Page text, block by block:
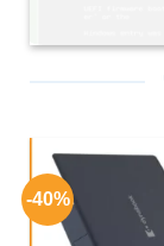
-40%